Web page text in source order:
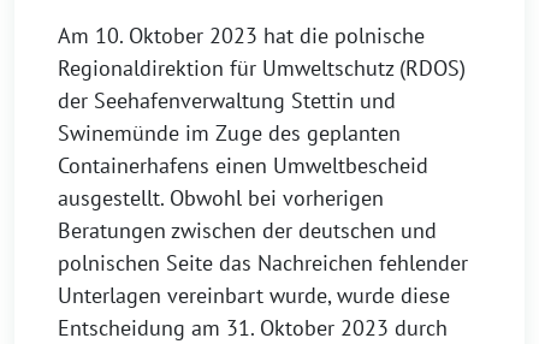
Am 10. Oktober 2023 hat die polnische
Regionaldirektion für Umweltschutz (RDOS)
der Seehafenverwaltung Stettin und
Swinemünde im Zuge des geplanten
Containerhafens einen Umweltbescheid
ausgestellt. Obwohl bei vorherigen
Beratungen zwischen der deutschen und
polnischen Seite das Nachreichen fehlender
Unterlagen vereinbart wurde, wurde diese
Entscheidung am 31. Oktober 2023 durch